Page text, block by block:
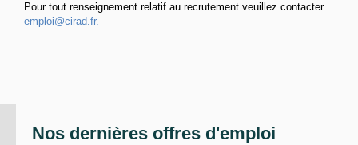
Pour tout renseignement relatif au recrutement veuillez contacter
emploi@cirad.fr.
Nos dernières offres d'emploi